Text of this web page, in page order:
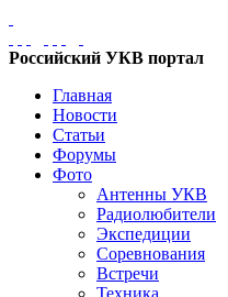
Российский УКВ портал
Главная
Новости
Статьи
Форумы
Фото
Антенны УКВ
Радиолюбители
Экспедиции
Соревнования
Встречи
Техника